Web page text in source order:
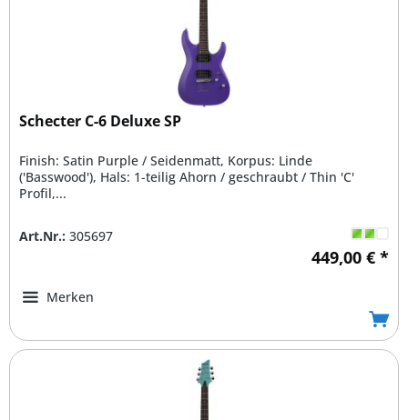
Schecter C-6 Deluxe SP
Finish: Satin Purple / Seidenmatt, Korpus: Linde
('Basswood'), Hals: 1-teilig Ahorn / geschraubt / Thin 'C'
Profil,...
Art.Nr.: 305697
449,00 € *
Merken